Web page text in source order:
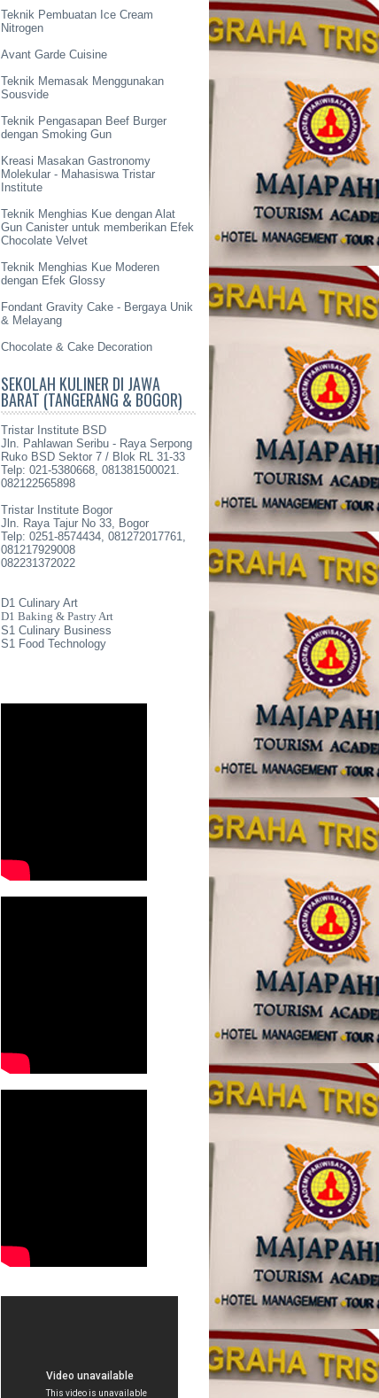
Teknik Pembuatan Ice Cream
Nitrogen
Avant Garde Cuisine
Teknik Memasak Menggunakan
Sousvide
Teknik Pengasapan Beef Burger
dengan Smoking Gun
Kreasi Masakan Gastronomy
Molekular - Mahasiswa Tristar
Institute
Teknik Menghias Kue dengan Alat
Gun Canister untuk memberikan Efek
Chocolate Velvet
Teknik Menghias Kue Moderen
dengan Efek Glossy
Fondant Gravity Cake - Bergaya Unik
& Melayang
Chocolate & Cake Decoration
SEKOLAH KULINER DI JAWA
BARAT (TANGERANG & BOGOR)
Tristar Institute BSD
Jln. Pahlawan Seribu - Raya Serpong
Ruko BSD Sektor 7 / Blok RL 31-33
Telp: 021-5380668, 081381500021.
082122565898
Tristar Institute Bogor
Jln. Raya Tajur No 33, Bogor
Telp: 0251-8574434, 081272017761,
081217929008
082231372022
D1 Culinary Art
D1 Baking & Pastry Art
S1 Culinary Business
S1 Food Technology